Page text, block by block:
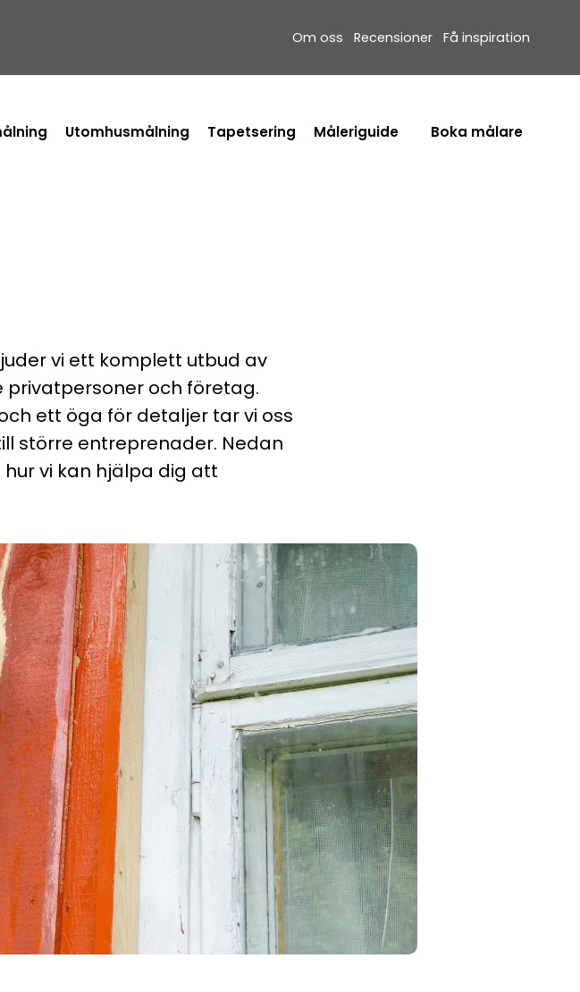
Om oss Recensioner Få inspiration
Utomhusmålning Tapetsering Måleriguide Boka målare
vi ett komplett utbud av
och företag.
ett öga för detaljer tar vi oss
större entreprenader. Nedan
vi kan hjälpa dig att